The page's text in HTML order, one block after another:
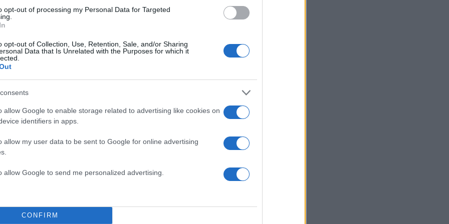
opt-out of processing my Personal Data for Targeted
opt-out of Collection, Use, Retention, Sale, and/or Sharing
Data that Is Unrelated with the Purposes for which it
allow Google to enable storage related to advertising like cookies on
identifiers in apps.
allow my user data to be sent to Google for online advertising
allow Google to send me personalized advertising.
CONFIRM
ακούγεται κάπου στο βάθος εμείς μπορούμε να
μας στα εστιατόρια, να ψυχαγωγηθούμε στο
WiFi, να πιούμε έναν καφέ με θέα το απέραντο
από τους κοινόχρηστους χώρους του καραβιού ή απλά
αναζωογονητικό ύπνο στην άνετη καμπίνα μας.
στην κατηγορία των ανθρώπων που σας αρέσει να
με τα
να περάσετε το βράδυ στην ηρεμία του προσωπικού σας
γεμάτοι όρεξη και ενέργεια για να εξερευνήσετε τις
προορισμού σας. Γιατί οι διακοπές εδώ ξεκινούν από